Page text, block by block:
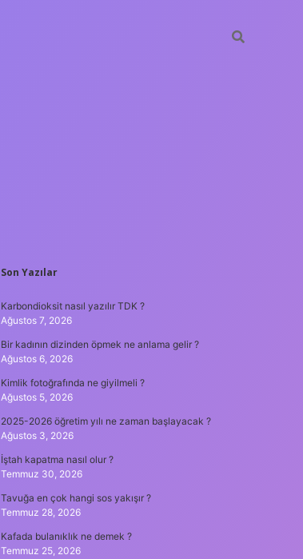
SIDEBAR
Son Yazılar
Karbondioksit nasıl yazılır TDK ?
Ağustos 7, 2026
Bir kadının dizinden öpmek ne anlama gelir ?
Ağustos 6, 2026
Kimlik fotoğrafında ne giyilmeli ?
Ağustos 5, 2026
2025-2026 öğretim yılı ne zaman başlayacak ?
Ağustos 3, 2026
İştah kapatma nasıl olur ?
Temmuz 30, 2026
Tavuğa en çok hangi sos yakışır ?
Temmuz 28, 2026
Kafada bulanıklık ne demek ?
Temmuz 25, 2026